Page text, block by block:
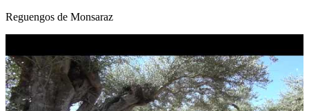
Reguengos de Monsaraz